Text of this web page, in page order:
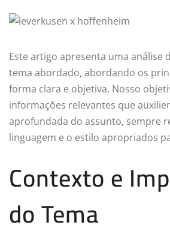
Este artigo apresenta uma análise
tema abordado, abordando os
forma clara e objetiva. Nosso
informações relevantes que
aprofundada do assunto, sempre
linguagem e o estilo apropriados
Contexto e
do Tema